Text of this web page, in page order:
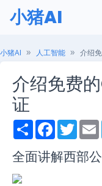
小猪AI
小猪AI 人工智能 介绍
介绍免费
证
S
h
r
e
F
a
e
b
T
w
t
t
i
l
全面讲解西部